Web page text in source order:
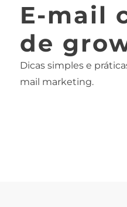
E-mail
de
Dicas simples e
mail marketing.